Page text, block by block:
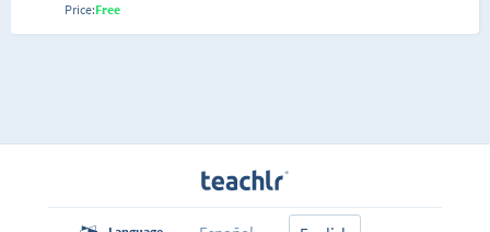
manera de desarrollar y programar videojuegos.
Price:Free